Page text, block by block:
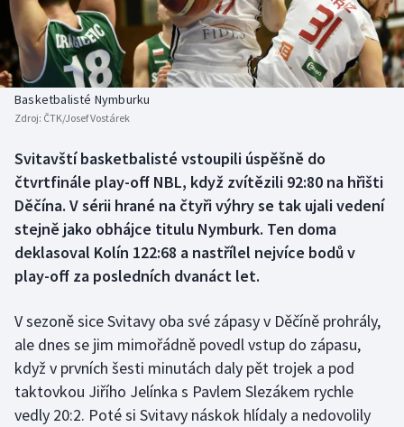
Baseball a softbal
Basketbal
Biatlon
Box
Curling
Dostihy
Florbal
Futsal
Golf
Soutěže
Historické návraty
Aplikace ČT sport
Basketbalisté Nymburku
Zdroj: ČTK/Josef Vostárek
Svitavští basketbalisté vstoupili úspěšně do
čtvrtfinále play-off NBL, když zvítězili 92:80 na hřišti
Děčína. V sérii hrané na čtyři výhry se tak ujali vedení
stejně jako obhájce titulu Nymburk. Ten doma
deklasoval Kolín 122:68 a nastřílel nejvíce bodů v
play-off za posledních dvanáct let.
V sezoně sice Svitavy oba své zápasy v Děčíně prohrály,
ale dnes se jim mimořádně povedl vstup do zápasu,
když v prvních šesti minutách daly pět trojek a pod
taktovkou Jiřího Jelínka s Pavlem Slezákem rychle
vedly 20:2. Poté si Svitavy náskok hlídaly a nedovolily